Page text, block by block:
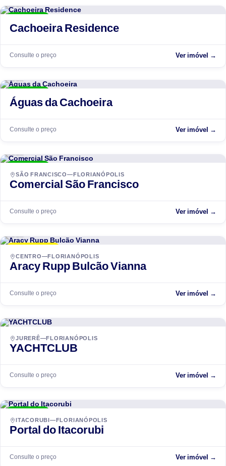
Cachoeira Residence
Consulte o preço Ver imóvel →
Águas da Cachoeira
Consulte o preço Ver imóvel →
SÃO FRANCISCO—FLORIANÓPOLIS
Comercial São Francisco
Consulte o preço Ver imóvel →
CENTRO—FLORIANÓPOLIS
Aracy Rupp Bulcão Vianna
Consulte o preço Ver imóvel →
JURERÊ—FLORIANÓPOLIS
YACHTCLUB
Consulte o preço Ver imóvel →
ITACORUBI—FLORIANÓPOLIS
Portal do Itacorubi
Consulte o preço Ver imóvel →